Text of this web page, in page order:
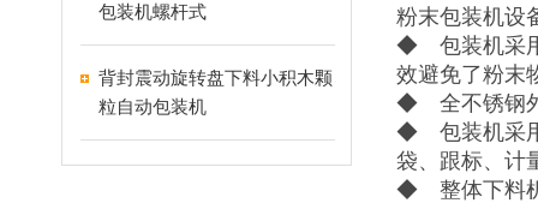
包装机螺杆式
背封震动旋转盘下料小积木颗
粒自动包装机
粉末包装机设
◆ 包装机采用
效避免了粉末
◆ 全不锈钢外
◆ 包装机采用
袋、跟标、计
◆ 整体下料机